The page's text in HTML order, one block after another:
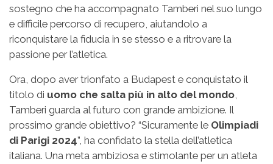
sostegno che ha accompagnato Tamberi nel suo lungo
e difficile percorso di recupero, aiutandolo a
riconquistare la fiducia in se stesso e a ritrovare la
passione per l’atletica.
Ora, dopo aver trionfato a Budapest e conquistato il
titolo di uomo che salta più in alto del mondo,
Tamberi guarda al futuro con grande ambizione. Il
prossimo grande obiettivo? “Sicuramente le Olimpiadi
di Parigi 2024”, ha confidato la stella dell’atletica
italiana. Una meta ambiziosa e stimolante per un atleta